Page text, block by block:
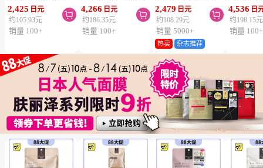
SPF50+ PA++++
50ml 3个装 阻隔紫
外线 持久耐水 户外
2,425 日元
约105.93元

销量 100+
节颈椎疼 4.6×7.2cm
120贴 3个装【第3类
医药品】
4,266 日元
约186.35元

销量 100+
泌体精华液保湿面膜
7片 3个装 Exosome
增加肌肤弹力透明感
2,479 日元
约108.29元

销量 5000+
热卖 杂志推荐
疮 去痘
舒缓炎症
类医药品
4,536 日
约198.15元
销量 100+